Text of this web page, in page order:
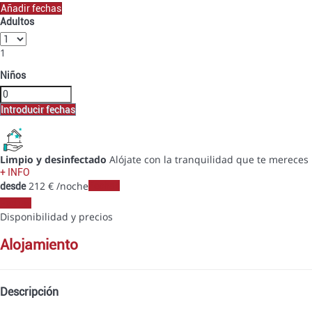
Añadir fechas
Adultos
1
Niños
Introducir fechas
Limpio y desinfectado Alójate con la tranquilidad que te mereces
+ INFO
desde212 € /noche
Disponibilidad y precios
alojamiento
Descripción